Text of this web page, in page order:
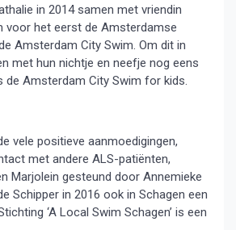
in 2014 samen met vriendin
voor het eerst de Amsterdamse
Amsterdam City Swim. Om dit in
met hun nichtje en neefje nog eens
de Amsterdam City Swim for kids.
vele positieve aanmoedigingen,
met andere ALS-patiënten,
Marjolein gesteund door Annemieke
Schipper in 2016 ook in Schagen een
‘A Local Swim Schagen’ is een